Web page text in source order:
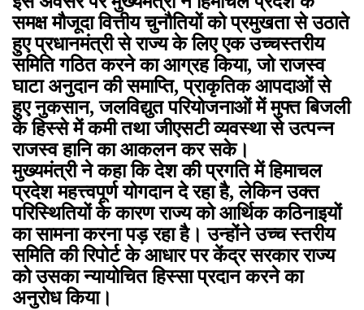
समक्ष मौजूदा वित्तीय चुनौतियों को प्रमुखता से उठाते
हुए प्रधानमंत्री से राज्य के लिए एक उच्चस्तरीय
समिति गठित करने का आग्रह किया, जो राजस्व
घाटा अनुदान की समाप्ति, प्राकृतिक आपदाओं से
हुए नुकसान, जलविद्युत परियोजनाओं में मुफ्त बिजली
के हिस्से में कमी तथा जीएसटी व्यवस्था से उत्पन्न
राजस्व हानि का आकलन कर सके।
मुख्यमंत्री ने कहा कि देश की प्रगति में हिमाचल
प्रदेश महत्त्वपूर्ण योगदान दे रहा है, लेकिन उक्त
परिस्थितियों के कारण राज्य को आर्थिक कठिनाइयों
का सामना करना पड़ रहा है। उन्होंने उच्च स्तरीय
समिति की रिपोर्ट के आधार पर केंद्र सरकार राज्य
को उसका न्यायोचित हिस्सा प्रदान करने का
अनुरोध किया।